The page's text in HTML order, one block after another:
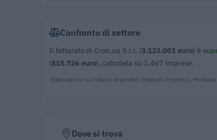
Confronto di settore
Il fatturato di Cron.up S.r.l. (3.123.001 euro) è
(815.726 euro), calcolata su 1.467 imprese.
Elaborazione sui bilanci depositati (Registro Imprese). Mediana
Dove si trova